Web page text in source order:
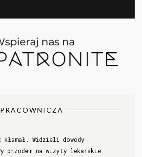
kłamał. Widzieli dowody
przodem na wizyty lekarskie